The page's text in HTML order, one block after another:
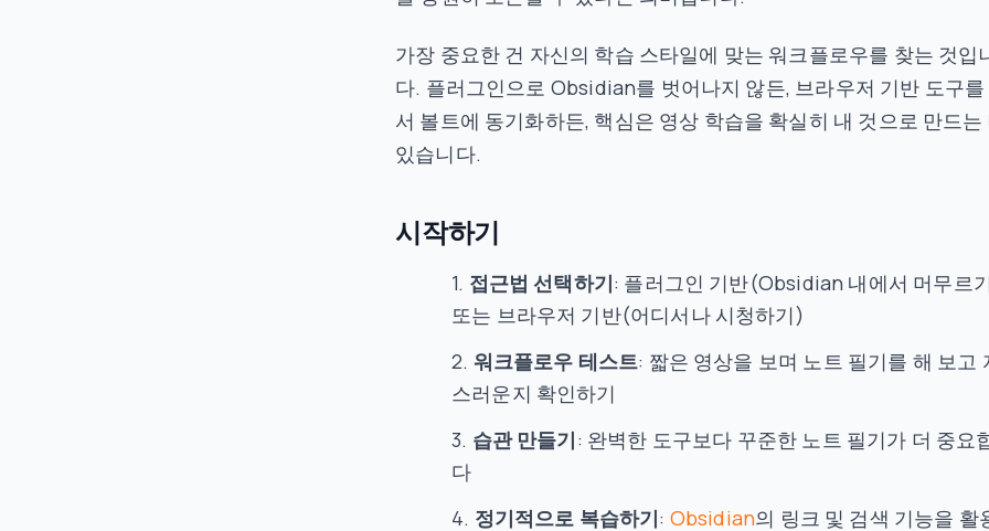
가장 중요한 건 자신의 학습 스타일에 맞는 워크플로우를 찾는 것입
다. 플러그인으로 Obsidian를 벗어나지 않든, 브라우저 기반 도구를
서 볼트에 동기화하든, 핵심은 영상 학습을 확실히 내 것으로 만드는
있습니다.
시작하기
접근법 선택하기: 플러그인 기반(Obsidian 내에서 머무르
또는 브라우저 기반(어디서나 시청하기)
워크플로우 테스트: 짧은 영상을 보며 노트 필기를 해 보고
스러운지 확인하기
습관 만들기: 완벽한 도구보다 꾸준한 노트 필기가 더 중요
다
정기적으로 복습하기: Obsidian의 링크 및 검색 기능을 활